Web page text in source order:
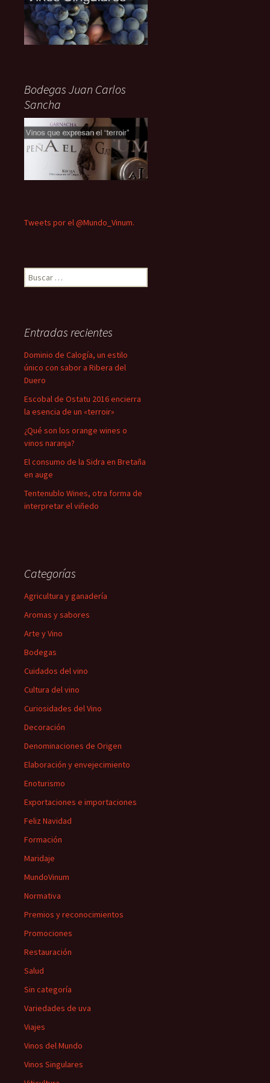
Bodegas Juan Carlos
Sancha
Tweets por el @Mundo_Vinum.
Buscar:
Entradas recientes
Dominio de Calogía, un estilo
único con sabor a Ribera del
Duero
Escobal de Ostatu 2016 encierra
la esencia de un «terroir»
¿Qué son los orange wines o
vinos naranja?
El consumo de la Sidra en Bretaña
en auge
Tentenublo Wines, otra forma de
interpretar el viñedo
Categorías
Agricultura y ganadería
Aromas y sabores
Arte y Vino
Bodegas
Cuidados del vino
Cultura del vino
Curiosidades del Vino
Decoración
Denominaciones de Origen
Elaboración y envejecimiento
Enoturismo
Exportaciones e importaciones
Feliz Navidad
Formación
Maridaje
MundoVinum
Normativa
Premios y reconocimientos
Promociones
Restauración
Salud
Sin categoría
Variedades de uva
Viajes
Vinos del Mundo
Vinos Singulares